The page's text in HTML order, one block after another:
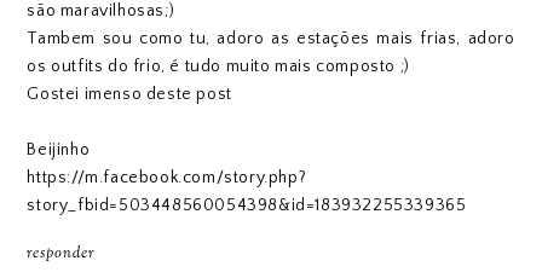
são maravilhosas;)
Tambem sou como tu, adoro as estações mais frias, adoro
os outfits do frio, é tudo muito mais composto ;)
Gostei imenso deste post
Beijinho
https://m.facebook.com/story.php?
story_fbid=503448560054398&id=183932255339365
responder